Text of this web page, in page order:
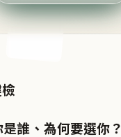
定
位
誰、為何要選你？